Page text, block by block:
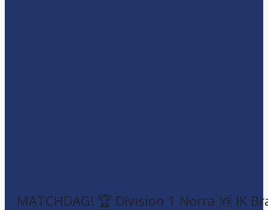
MATCHDAG! 🏆 Division 1 Norra 🆚 IK